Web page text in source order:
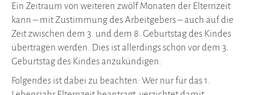
Ein Zeitraum von weiteren zwölf Monaten der Elternzeit
kann – mit Zustimmung des Arbeitgebers – auch auf die
Zeit zwischen dem 3. und dem 8. Geburtstag des Kindes
übertragen werden. Dies ist allerdings schon vor dem 3.
Geburtstag des Kindes anzukündigen.
Folgendes ist dabei zu beachten: Wer nur für das 1.